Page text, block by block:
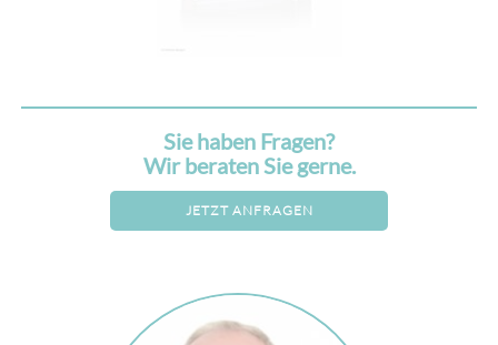
Sie haben Fragen?
Wir beraten Sie gerne.
JETZT ANFRAGEN